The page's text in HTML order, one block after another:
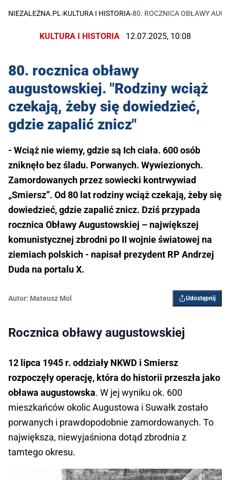
NIEZALEŻNA.PL ›KULTURA I HISTORIA›80. ROCZNICA OBŁAWY
KULTURA I HISTORIA 12.07.2025, 10:08
80. rocznica obławy
augustowskiej. "Rodziny wciąż
czekają, żeby się dowiedzieć,
gdzie zapalić znicz"
- Wciąż nie wiemy, gdzie są Ich ciała. 600 osób
zniknęło bez śladu. Porwanych. Wywiezionych.
Zamordowanych przez sowiecki kontrwywiad
„Smiersz”. Od 80 lat rodziny wciąż czekają, żeby się
dowiedzieć, gdzie zapalić znicz. Dziś przypada
rocznica Obławy Augustowskiej – największej
komunistycznej zbrodni po II wojnie światowej na
ziemiach polskich - napisał prezydent RP Andrzej
Duda na portalu X.
Autor: Mateusz Mol Udostępnij
Rocznica obławy augustowskiej
12 lipca 1945 r. oddziały NKWD i Smiersz
rozpoczęły operację, która do historii przeszła jako
obława augustowska. W jej wyniku ok. 600
mieszkańców okolic Augustowa i Suwałk zostało
porwanych i prawdopodobnie zamordowanych. To
największa, niewyjaśniona dotąd zbrodnia z
tamtego okresu.